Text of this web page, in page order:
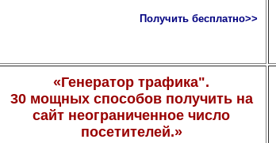
Получить бесплатно>>
«Генератор трафика".
30 мощных способов получить на
сайт неограниченное число
посетителей.»